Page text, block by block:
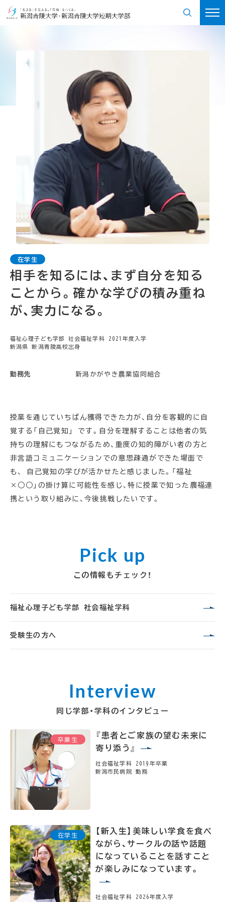
相手を知るには、まず自分を知る
ことから。確かな学びの積み重ね
が、実力になる。
福祉心理子ども学部 社会福祉学科 2021年度入学
新潟県 新潟青陵高校出身
勤務先 新潟かがやき農業協同組合
授業を通じていちばん獲得できた力が、自分を客観的に自
覚する「自己覚知」 です。自分を理解することは他者の気
持ちの理解にもつながるため、重度の知的障がい者の方と
非言語コミュニケーションでの意思疎通ができた場面で
も、 自己覚知の学びが活かせたと感じました。「福祉
×○○」の掛け算に可能性を感じ、特に授業で知った農福連
携という取り組みに、今後挑戦したいです。
この情報もチェック！
福祉心理子ども学部 社会福祉学科
受験生の方へ
同じ学部・学科のインタビュー
『患者とご家族の望む未来に
寄り添う』
社会福祉学科 2019年卒業
新潟市民病院 勤務
【新入生】美味しい学食を食べ
ながら、サークルの話や話題
になっていることを話すこと
が楽しみになっています。
社会福祉学科 2026年度入学